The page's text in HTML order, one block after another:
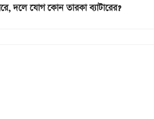
দলে যোগ কোন তারকা ব্যাটারের?